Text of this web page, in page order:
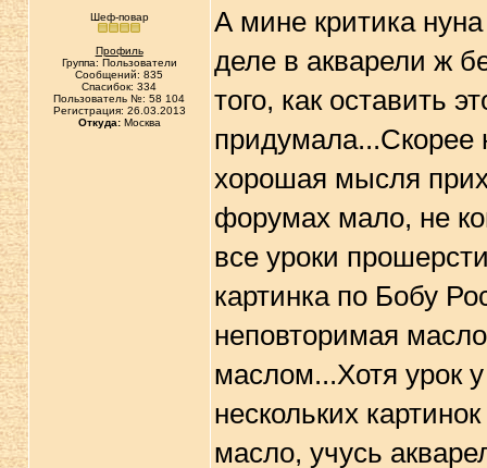
Шеф-повар
Профиль
Группа: Пользователи
Сообщений: 835
Спасибок: 334
Пользователь №: 58 104
Регистрация: 26.03.2013
Откуда:Москва
А мине критика
деле в акварели ж
того, как оставить
придумала...Скорее
хорошая мысля
форумах мало, не
все уроки
картинка по Бобу
неповторимая
маслом...Хотя урок
нескольких
масло, учусь